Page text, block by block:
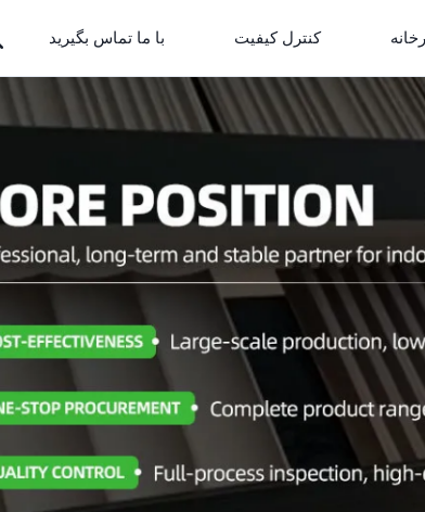
کنترل کیفیت با ما تماس بگیرید